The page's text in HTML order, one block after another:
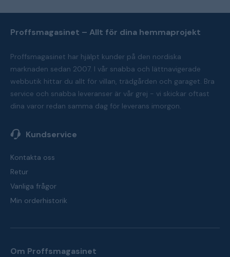
Proffsmagasinet – Allt för dina hemmaprojekt
Proffsmagasinet har hjälpt kunder på den nordiska
marknaden sedan 2007. I vår snabba och lättnavigerade
webbutik hittar du allt för villan, trädgården och garaget. Bra
service och snabba leveranser är vår grej - vi skickar oftast
dina varor redan samma dag för leverans imorgon.
Kundservice
Kontakta oss
Retur
Vanliga frågor
Min orderhistorik
Om Proffsmagasinet